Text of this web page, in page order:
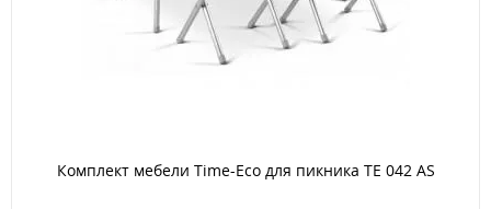
Комплект мебели Time-Eco для пикника TE 042 AS